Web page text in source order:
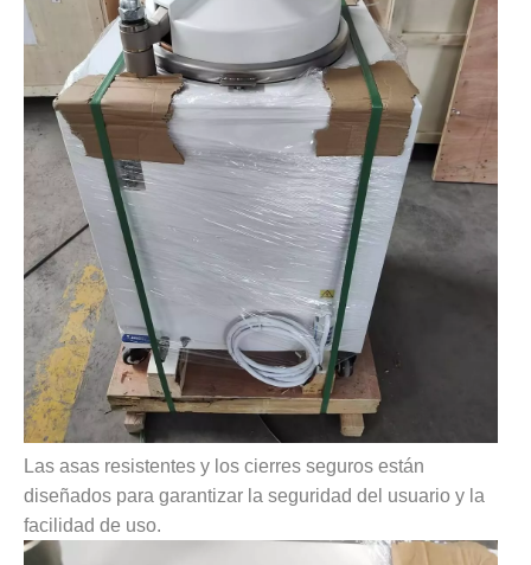
Las asas resistentes y los cierres seguros están
diseñados para garantizar la seguridad del usuario y la
facilidad de uso.